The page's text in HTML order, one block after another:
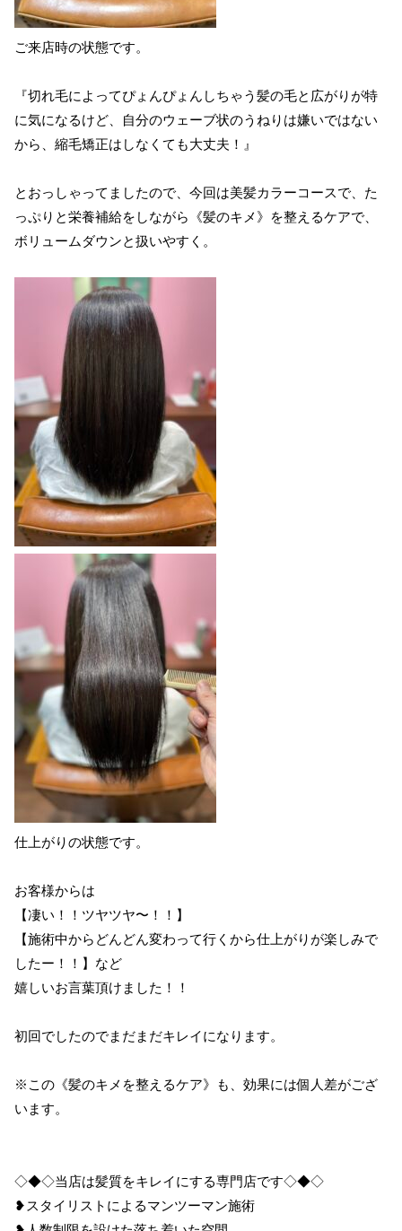
ご来店時の状態です。
『切れ毛によってぴょんぴょんしちゃう髪の毛と広がりが特
に気になるけど、自分のウェーブ状のうねりは嫌いではない
から、縮毛矯正はしなくても大丈夫！』
とおっしゃってましたので、今回は美髪カラーコースで、た
っぷりと栄養補給をしながら《髪のキメ》を整えるケアで、
ボリュームダウンと扱いやすく。
仕上がりの状態です。
お客様からは
【凄い！！ツヤツヤ〜！！】
【施術中からどんどん変わって行くから仕上がりが楽しみで
したー！！】など
嬉しいお言葉頂けました！！
初回でしたのでまだまだキレイになります。
※この《髪のキメを整えるケア》も、効果には個人差がござ
います。
◇◆◇当店は髪質をキレイにする専門店です◇◆◇
❥スタイリストによるマンツーマン施術